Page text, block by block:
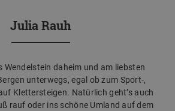
Julia Rauh
Wendelstein daheim und am liebsten
unterwegs, egal ob zum Sport-,
Klettersteigen. Natürlich geht’s auch
rauf oder ins schöne Umland auf dem